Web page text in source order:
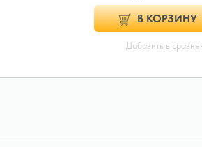
В КОРЗИНУ
Добавить в